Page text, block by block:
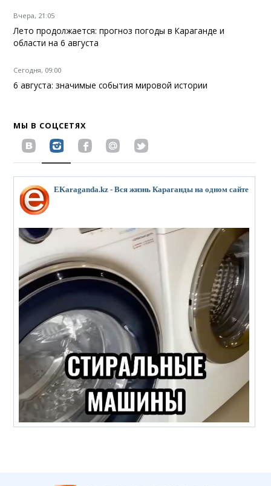
Вчера, 21:05
Лето продолжается: прогноз погоды в Караганде и
области на 6 августа
Сегодня, 09:00
6 августа: значимые события мировой истории
МЫ В СОЦСЕТЯХ
EKaraganda.kz - Вся жизнь Караганды на одном сайте